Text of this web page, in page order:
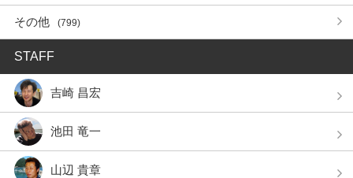
その他 (799)
STAFF
吉崎 昌宏
池田 竜一
山辺 貴章